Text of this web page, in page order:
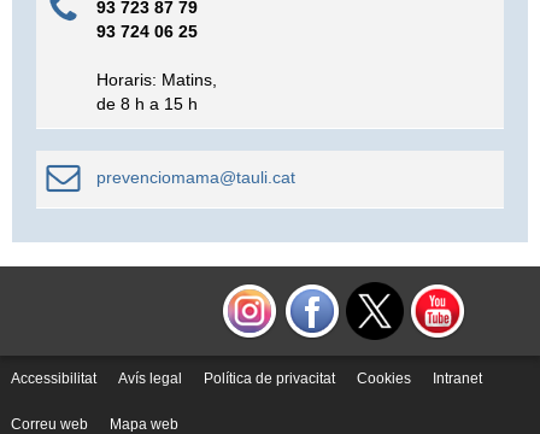
93 723 87 79
93 724 06 25
Horaris: Matins,
de 8 h a 15 h
prevenciomama@tauli.cat
Accessibilitat Avís legal Política de privacitat Cookies Intranet
Correu web Mapa web